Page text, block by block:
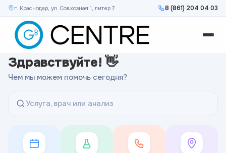
г. Краснодар, ул. Совхозная 1, литер 7 8 (861) 204 04 03
Здравствуйте! 👋
Чем мы можем помочь сегодня?
Услуга, врач или анализ